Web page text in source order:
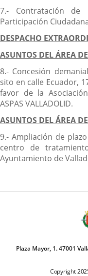
7.- Contratación
Participación
DESPACHO
ASUNTOS DEL ÁREA
8.- Concesión
sito en calle Ecuador,
favor de la
ASPAS VALLADOLID.
ASUNTOS DEL ÁREA
9.- Ampliación de
centro de
Ayuntamiento de
Plaza Mayor, 1. 47001
Copyright